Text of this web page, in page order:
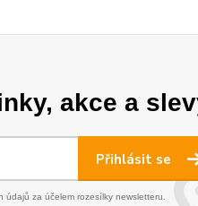
akce a
Přihlásit se
údajů za účelem rozesílky newsletteru.